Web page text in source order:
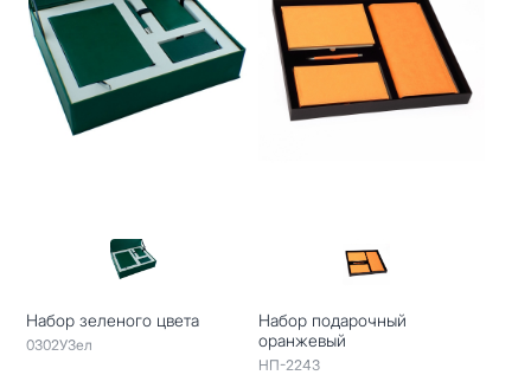
Набор зеленого цвета
0302УЗел
Набор подарочный
оранжевый
НП-2243